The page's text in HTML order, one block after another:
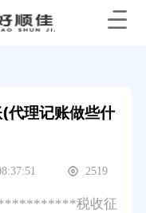
代理记账做些什
2519
税收征